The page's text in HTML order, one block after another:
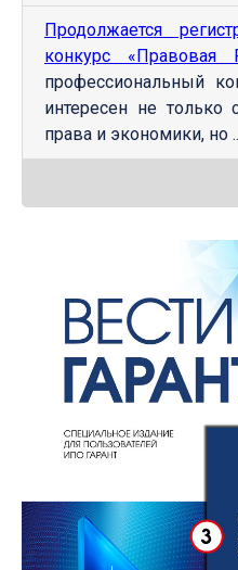
Продолжается
конкурс «Правовая
профессиональный
интересен не только
права и экономики, но